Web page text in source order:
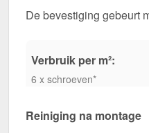
De bevestiging gebeurt
Verbruik per m²:
6 x schroeven*
Reiniging na montage